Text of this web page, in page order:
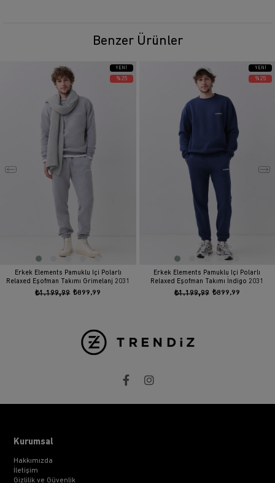
Benzer Ürünler
Erkek Elements Pamuklu Içi Polarlı
Relaxed Eşofman Takımı Grimelanj 2031
₺899,99
₺1.199,99
YENI
ÜRÜN
%25
Erkek Elements Pamuklu Içi Polarlı
Relaxed Eşofman Takımı İndigo 2031
₺899,99
₺1.199,99
YENI
ÜRÜN
%25
Kurumsal
Hakkımızda
İletişim
Gizlilik ve Güvenlik